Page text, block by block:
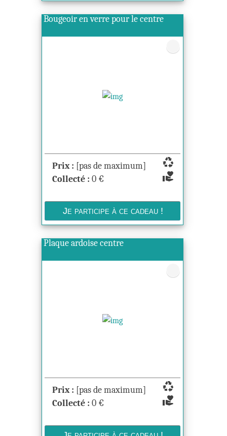
Bougeoir en verre pour le centre
recycling
volunteer_activism
Prix : [pas de maximum]
Collecté : 0 €
Plaque ardoise centre
recycling
volunteer_activism
Prix : [pas de maximum]
Collecté : 0 €